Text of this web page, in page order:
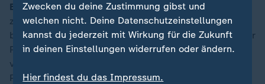
Berner:Macron wurde demokratisch gewählt, zum
zweiten Mal. Sein Mandat geht bis 2027. Was wir
brauchen, sind klare politischen Ansagen, egal welcher
Präsident an der Macht ist. Klare Linien, die engagiert
verfolgt werden in Abstimmung mit den europäischen
Partnern.
Zwecken du deine Zustimmung gibst und
welchen nicht. Deine Datenschutzeinstellungen
kannst du jederzeit mit Wirkung für die Zukunft
in deinen Einstellungen widerrufen oder ändern.
Hier findest du das Impressum.